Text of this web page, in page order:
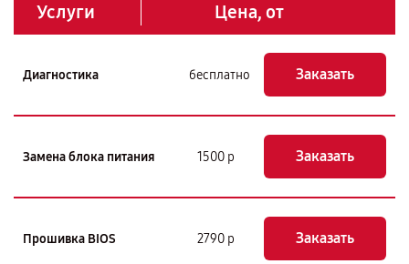
Услуги Цена, от
Диагностика бесплатно Заказать
Замена блока питания 1500 р Заказать
Прошивка BIOS 2790 р Заказать